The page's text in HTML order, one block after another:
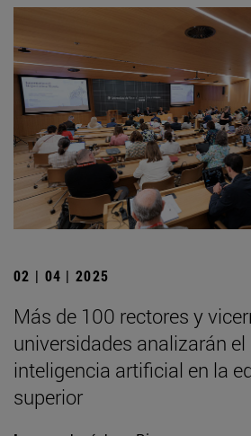
02 | 04 | 2025
Más de 100 rectores y
universidades analizarán
inteligencia artificial en la
superior